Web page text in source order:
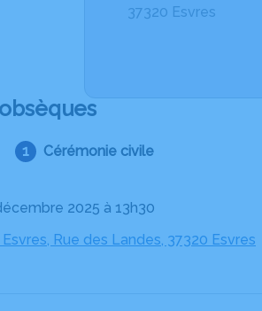
37320 Esvres
Cérémonie civile
2025 à 13h30
Esvres, Rue des Landes, 37320 Esvres